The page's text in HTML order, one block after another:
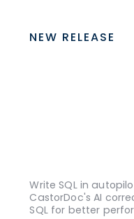
NEW RELEASE
Write SQL in
CastorDoc's AI
SQL for better